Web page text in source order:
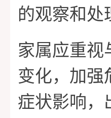
的观察和处
家属应重视
变化，加强
症状影响，